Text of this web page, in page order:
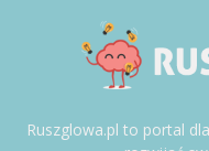
Ruszglowa.pl to portal